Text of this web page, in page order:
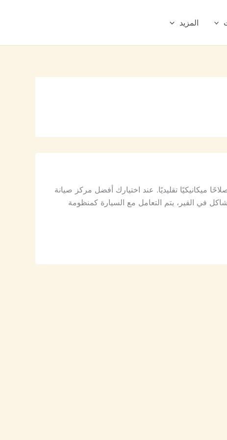
المزيد
تقليديًا. عند اختيارك أفضل مركز صيانة
في القير، يتم التعامل مع السيارة كمنظومة